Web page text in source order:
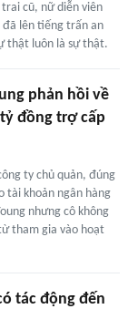
cũ, nữ diễn viên
đã lên tiếng trấn an
thật luôn là sự thật.
phản hồi về
đồng trợ cấp
ty chủ quản, đúng
tài khoản ngân hàng
nhưng cô không
tham gia vào hoạt
tác động đến